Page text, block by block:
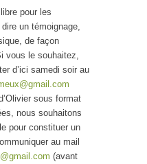
pour les
un témoignage,
de façon
vous le souhaitez,
d’ici samedi soir au
sous format
nous souhaitons
pour constituer un
au mail
(avant